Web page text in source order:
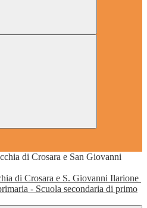
di Crosara e S. Giovanni Ilarione
- Scuola secondaria di primo